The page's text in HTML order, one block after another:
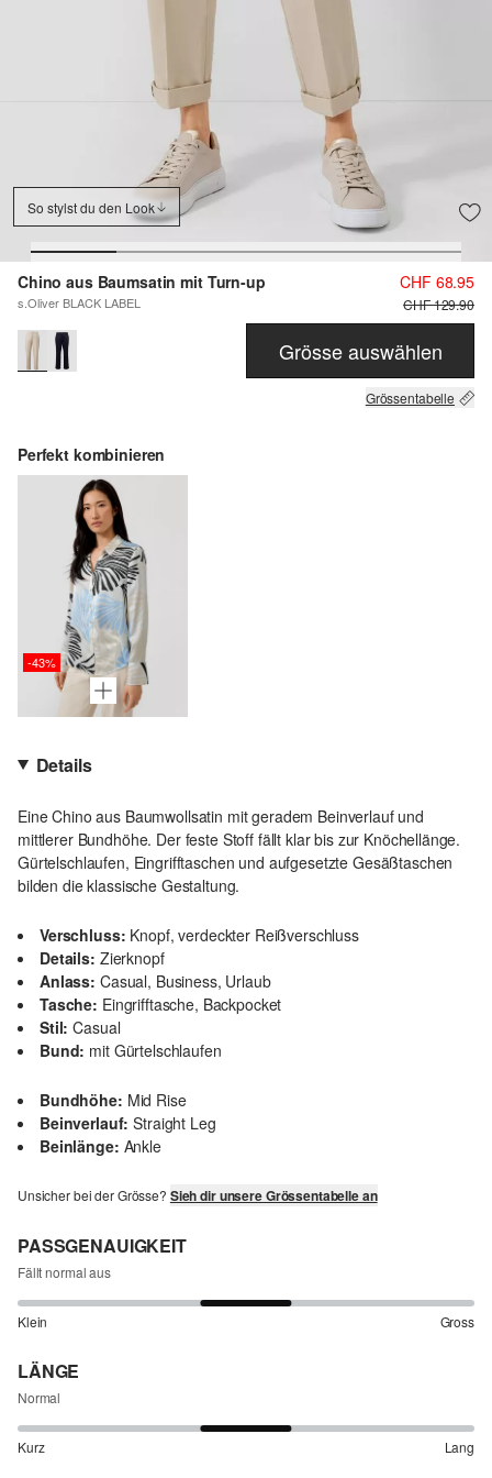
So stylst du den Look
Chino aus Baumsatin mit Turn-up
s.Oliver BLACK LABEL
CHF 68.95
CHF 129.90
Grösse auswählen
Grössentabelle
Perfekt kombinieren
-43%
Details
Eine Chino aus Baumwollsatin mit geradem Beinverlauf und
mittlerer Bundhöhe. Der feste Stoff fällt klar bis zur Knöchellänge.
Gürtelschlaufen, Eingrifftaschen und aufgesetzte Gesäßtaschen
bilden die klassische Gestaltung.
Verschluss: Knopf, verdeckter Reißverschluss
Details: Zierknopf
Anlass: Casual, Business, Urlaub
Tasche: Eingrifftasche, Backpocket
Stil: Casual
Bund: mit Gürtelschlaufen
Bundhöhe: Mid Rise
Beinverlauf: Straight Leg
Beinlänge: Ankle
Unsicher bei der Grösse? Sieh dir unsere Grössentabelle an
PASSGENAUIGKEIT
Fällt normal aus
Klein Gross
LÄNGE
Normal
Kurz Lang